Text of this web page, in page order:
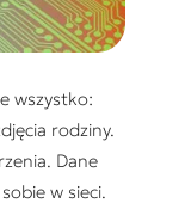
wszystko:
rodziny.
Dane
w sieci.